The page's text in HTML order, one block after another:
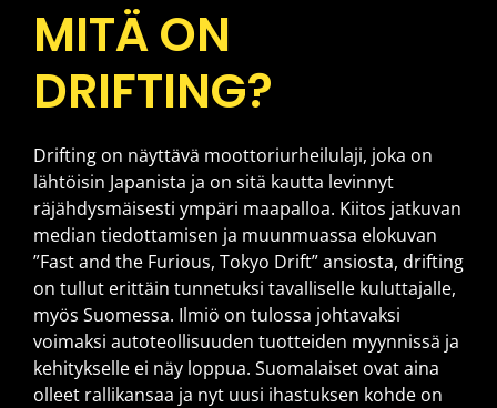
MITÄ ON
DRIFTING?
Drifting on näyttävä moottoriurheilulaji, joka on
lähtöisin Japanista ja on sitä kautta levinnyt
räjähdysmäisesti ympäri maapalloa. Kiitos jatkuvan
median tiedottamisen ja muunmuassa elokuvan
”Fast and the Furious, Tokyo Drift” ansiosta, drifting
on tullut erittäin tunnetuksi tavalliselle kuluttajalle,
myös Suomessa. Ilmiö on tulossa johtavaksi
voimaksi autoteollisuuden tuotteiden myynnissä ja
kehitykselle ei näy loppua. Suomalaiset ovat aina
olleet rallikansaa ja nyt uusi ihastuksen kohde on